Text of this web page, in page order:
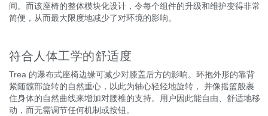
间。而该座椅的整体模块化设计，令每个组件的升级和维护变得非常
简便，从而最大限度地减少了对环境的影响。
符合人体工学的舒适度
Trea 的瀑布式座椅边缘可减少对膝盖后方的影响。环抱外形的靠背
紧随髋部旋转的自然重心，以此为轴心轻轻地旋转， 并像摇篮般裹
住身体的自然曲线来增加对腰椎的支持。用户因此能自由、舒适地移
动，而无需调节任何机制或按钮。